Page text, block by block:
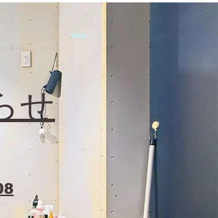
せ
Blog